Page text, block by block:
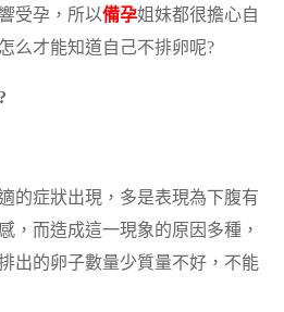
受孕，所以備孕姐妹都很擔心自
么才能知道自己不排卵呢?
的症狀出現，多是表現為下腹有
，而造成這一現象的原因多種，
出的卵子數量少質量不好，不能